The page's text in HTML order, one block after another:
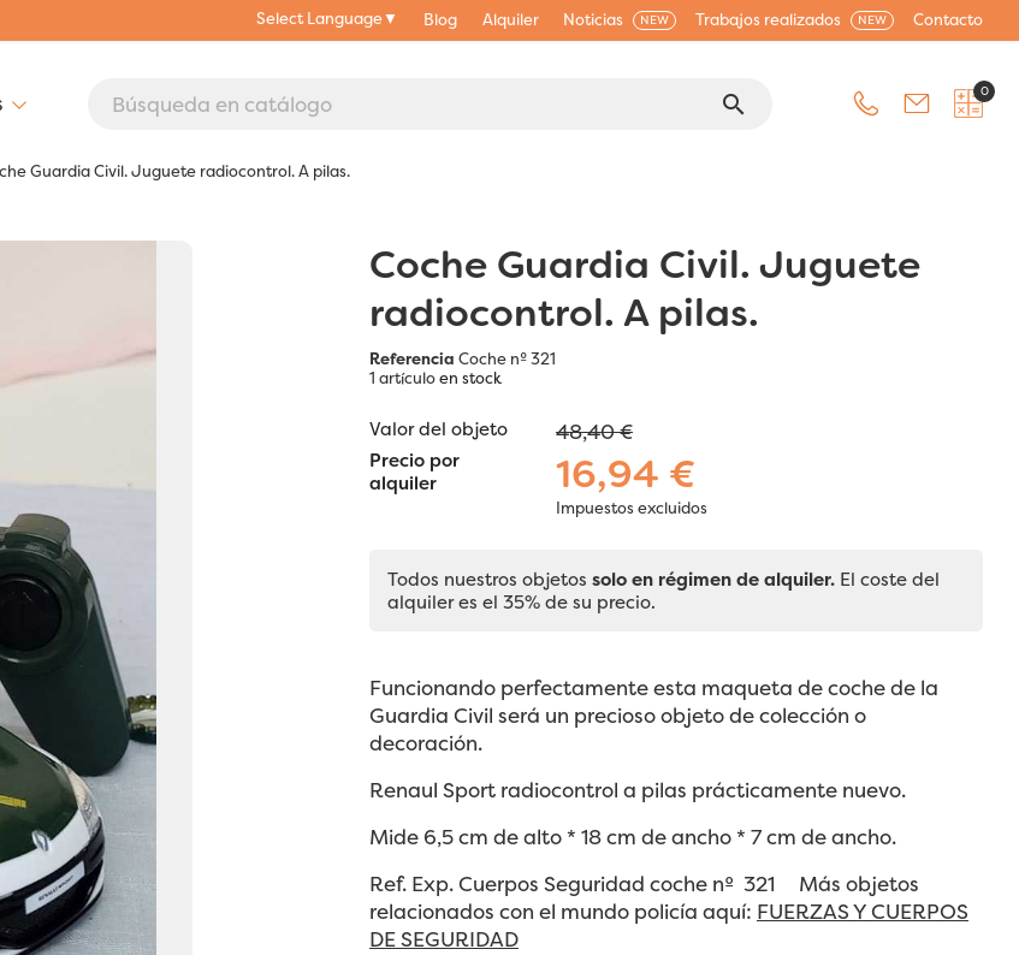
Select Language▼ Blog Alquiler Noticias NEW Trabajos realizados NEW Contacto
search 0
Guardia Civil. Juguete radiocontrol. A pilas.
Coche Guardia Civil. Juguete
radiocontrol. A pilas.
Referencia Coche nº 321
1 artículoen stock
Valor del objeto 48,40 €
Precio por
alquiler
16,94 €
Impuestos excluidos
Todos nuestros objetos solo en régimen de alquiler. El coste del
alquiler es el 35% de su precio.
Funcionando perfectamente esta maqueta de coche de la
Guardia Civil será un precioso objeto de colección o
decoración.
Renaul Sport radiocontrol a pilas prácticamente nuevo.
Mide 6,5 cm de alto * 18 cm de ancho * 7 cm de ancho.
Ref. Exp. Cuerpos Seguridad coche nº 321 Más objetos
relacionados con el mundo policía aquí: FUERZAS Y CUERPOS
DE SEGURIDAD